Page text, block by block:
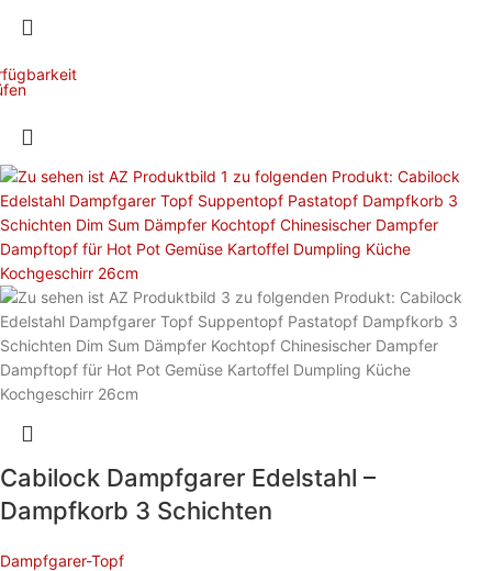
Cabilock Dampfgarer Edelstahl –
Dampfkorb 3 Schichten
Dampfgarer-Topf